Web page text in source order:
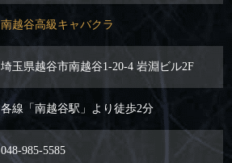
南越谷高級キャバクラ
埼玉県越谷市南越谷1-20-4 岩淵ビル2F
各線「南越谷駅」より徒歩2分
048-985-5585